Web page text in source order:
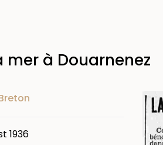
à Douarnenez
1936
Image